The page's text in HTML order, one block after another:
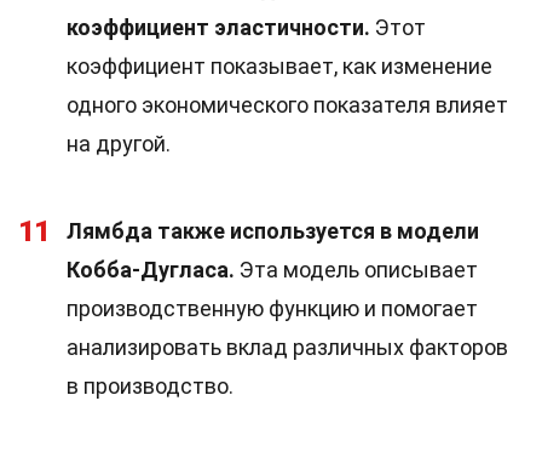
коэффициент эластичности. Этот
коэффициент показывает, как изменение
одного экономического показателя влияет
на другой.
11
Лямбда также используется в модели
Кобба-Дугласа. Эта модель описывает
производственную функцию и помогает
анализировать вклад различных факторов
в производство.